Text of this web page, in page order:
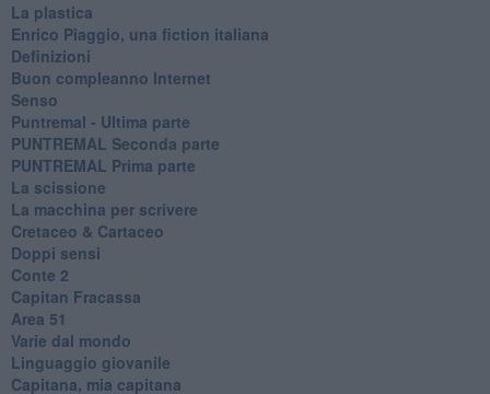
La plastica
​Enrico Piaggio, una fiction italiana
Definizioni
​Buon compleanno Internet
Senso
Puntremal - Ultima parte
PUNTREMAL Seconda parte
​PUNTREMAL Prima parte
La scissione
La macchina per scrivere
Cretaceo & Cartaceo
Doppi sensi
​Conte 2
​Capitan Fracassa
​Area 51
Varie dal mondo
​Linguaggio giovanile
​Capitana, mia capitana